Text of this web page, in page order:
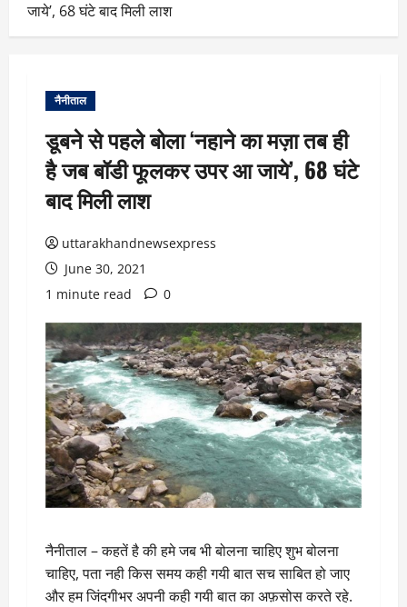
जाये’, 68 घंटे बाद मिली लाश
नैनीताल
डूबने से पहले बोला ‘नहाने का मज़ा तब ही
है जब बॉडी फूलकर उपर आ जाये’, 68 घंटे
बाद मिली लाश
uttarakhandnewsexpress
June 30, 2021
1 minute read
0
नैनीताल – कहतें है की हमे जब भी बोलना चाहिए शुभ बोलना
चाहिए, पता नही किस समय कही गयी बात सच साबित हो जाए
और हम जिंदगीभर अपनी कही गयी बात का अफ़सोस करते रहे.